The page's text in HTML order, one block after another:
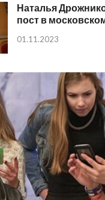
Наталья
пост в
01.11.2023